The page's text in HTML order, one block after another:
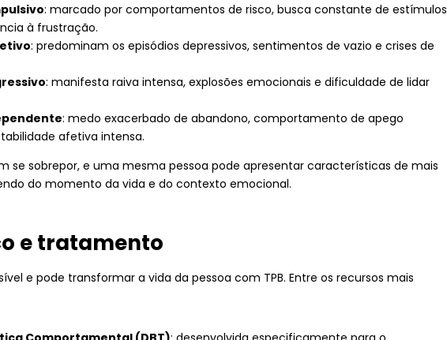
: marcado por comportamentos de risco, busca constante de estímulos
à frustração.
: predominam os episódios depressivos, sentimentos de vazio e crises de
: manifesta raiva intensa, explosões emocionais e dificuldade de lidar
: medo exacerbado de abandono, comportamento de apego
afetiva intensa.
se sobrepor, e uma mesma pessoa pode apresentar características de mais
do momento da vida e do contexto emocional.
e tratamento
e pode transformar a vida da pessoa com TPB. Entre os recursos mais